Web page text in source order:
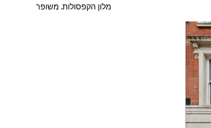
מלון הקפסולות. משופר